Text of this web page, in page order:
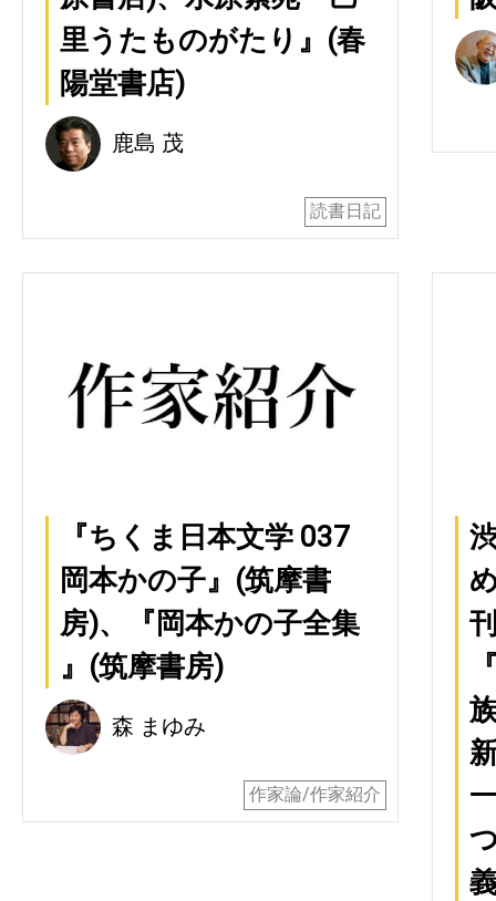
里うたものがたり』(春
陽堂書店)
鹿島 茂
読書日記
『ちくま日本文学 037
岡本かの子』(筑摩書
房)、『岡本かの子全集
』(筑摩書房)
森 まゆみ
作家論/作家紹介